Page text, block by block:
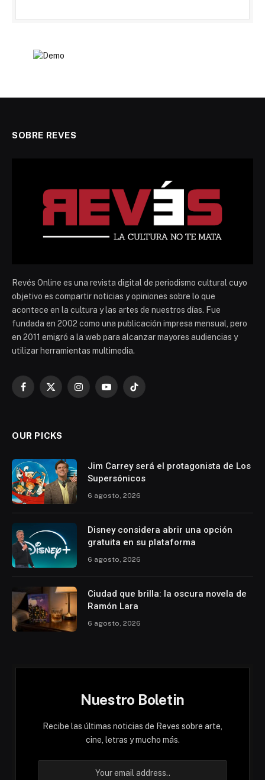
SOBRE REVES
Revés Online es una revista digital de periodismo cultural cuyo
objetivo es compartir noticias y opiniones sobre lo que
acontece en la cultura y las artes de nuestros días. Fue
fundada en 2002 como una publicación impresa mensual, pero
en 2011 emigró a la web para alcanzar mayores audiencias y
utilizar herramientas multimedia.
Facebook
X
InstagramYouTubeTikTok
OUR PICKS
Jim Carrey será el protagonista de Los
Supersónicos
6 agosto, 2026
Disney considera abrir una opción
gratuita en su plataforma
6 agosto, 2026
Ciudad que brilla: la oscura novela de
Ramón Lara
6 agosto, 2026
Nuestro Boletin
Recibe las últimas noticias de Reves sobre arte,
cine, letras y mucho más.